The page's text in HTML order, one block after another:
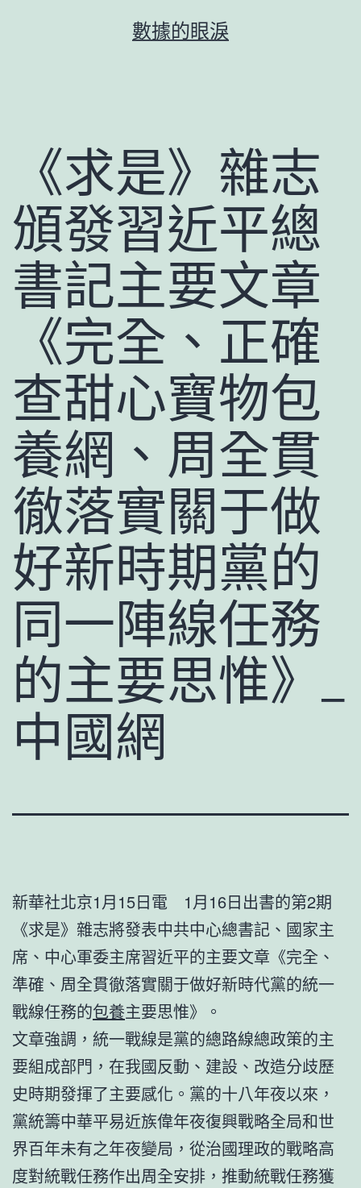
數據的眼淚
《求是》雜志
頒發習近平總
書記主要文章
《完全、正確
查甜心寶物包
養網、周全貫
徹落實關于做
好新時期黨的
同一陣線任務
的主要思惟》_
中國網
新華社北京1月15日電 1月16日出書的第2期
《求是》雜志將發表中共中心總書記、國家主
席、中心軍委主席習近平的主要文章《完全、
準確、周全貫徹落實關于做好新時代黨的統一
戰線任務的包養主要思惟》。
文章強調，統一戰線是黨的總路線總政策的主
要組成部門，在我國反動、建設、改造分歧歷
史時期發揮了主要感化。黨的十八年夜以來，
黨統籌中華平易近族偉年夜復興戰略全局和世
界百年未有之年夜變局，從治國理政的戰略高
度對統戰任務作出周全安排，推動統戰任務獲